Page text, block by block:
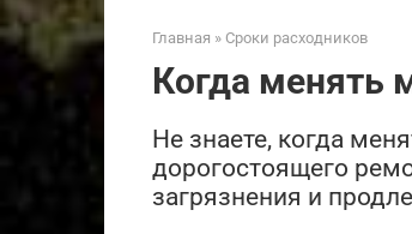
Главная » Сроки расходников
Когда менять
Не знаете, когда
дорогостоящего
загрязнения и